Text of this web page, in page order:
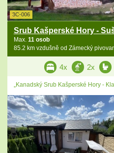
3C-006
Srub Kašperské Hory -
Max. 11 osob
85.2 km vzdušně od Zámecký
4x 2x
„Kanadský Srub Kašperské Hory -